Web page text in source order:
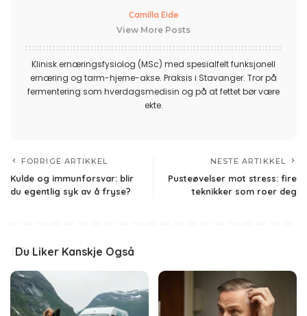
Camilla Eide
View More Posts
Klinisk ernæringsfysiolog (MSc) med spesialfelt funksjonell
ernæring og tarm-hjerne-akse. Praksis i Stavanger. Tror på
fermentering som hverdagsmedisin og på at fettet bør være
ekte.
FORRIGE ARTIKKEL
Kulde og immunforsvar: blir
du egentlig syk av å fryse?
NESTE ARTIKKEL
Pusteøvelser mot stress: fire
teknikker som roer deg
Du Liker Kanskje Også